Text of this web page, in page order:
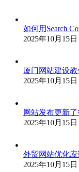
如何用Search
2025年10月15日
厦门网站建设
2025年10月15日
网站发布更新
2025年10月15日
外贸网站优化
2025年10月15日